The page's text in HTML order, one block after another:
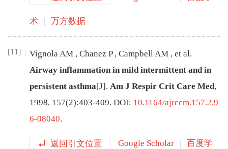
术 万方数据
[11] VignolaAM , Chanez P , CampbellAM , et al.
Airway inflammation in mild intermittent and in
persistent asthma[J] . Am J Respir Crit Care Med,
1998, 157(2):403-409. DOI: 10.1164/ajrccm.157.2.9
6-08040.
返回引文位置 Google Scholar 百度学